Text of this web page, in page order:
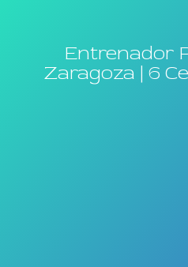
Entrenador
Zaragoza | 6